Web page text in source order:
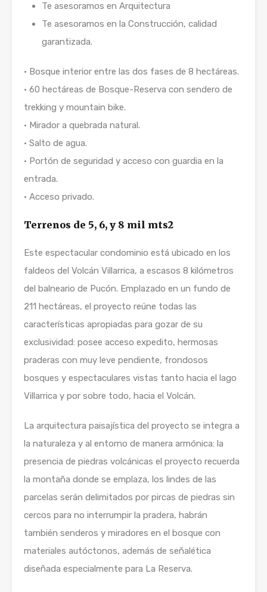
Te asesoramos en Arquitectura
Te asesoramos en la Construcción, calidad
garantizada.
· Bosque interior entre las dos fases de 8 hectáreas.
· 60 hectáreas de Bosque-Reserva con sendero de
trekking y mountain bike.
· Mirador a quebrada natural.
· Salto de agua.
· Portón de seguridad y acceso con guardia en la
entrada.
· Acceso privado.
Terrenos de 5, 6, y 8 mil mts2
Este espectacular condominio está ubicado en los
faldeos del Volcán Villarrica, a escasos 8 kilómetros
del balneario de Pucón. Emplazado en un fundo de
211 hectáreas, el proyecto reúne todas las
características apropiadas para gozar de su
exclusividad: posee acceso expedito, hermosas
praderas con muy leve pendiente, frondosos
bosques y espectaculares vistas tanto hacia el lago
Villarrica y por sobre todo, hacia el Volcán.
La arquitectura paisajística del proyecto se integra a
la naturaleza y al entorno de manera armónica: la
presencia de piedras volcánicas el proyecto recuerda
la montaña donde se emplaza, los lindes de las
parcelas serán delimitados por pircas de piedras sin
cercos para no interrumpir la pradera, habrán
también senderos y miradores en el bosque con
materiales autóctonos, además de señalética
diseñada especialmente para La Reserva.